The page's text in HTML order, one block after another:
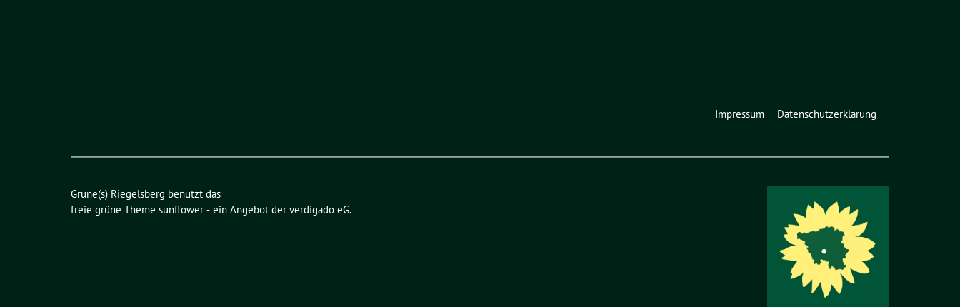
Impressum Datenschutzerklärung
Grüne(s) Riegelsberg benutzt das
freie grüne Theme sunflower ‐ ein Angebot der verdigado eG.